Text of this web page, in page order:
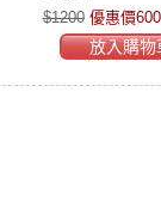
$1200 優惠價
放入購物